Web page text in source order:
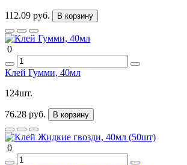
112.09 руб. В корзину
0
Клей Гумми, 40мл
124шт.
76.28 руб. В корзину
0